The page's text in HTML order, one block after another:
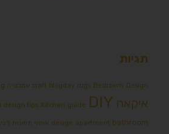
תגיות
craft blogday rugs Bedroom Design אמבטיה
איקאה design tips Kitchen guide DIY
design apartment bathroom אוסף תמונות